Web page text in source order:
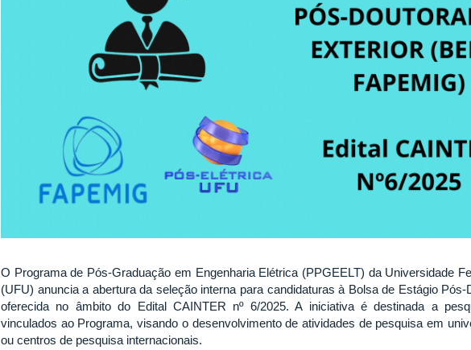
O Programa de Pós-Graduação em Engenharia Elétrica (PPGEELT) da Universidade
(UFU) anuncia a abertura da seleção interna para candidaturas à Bolsa de Estágio Pós-
oferecida no âmbito do Edital CAINTER nº 6/2025. A iniciativa é destinada a
vinculados ao Programa, visando o desenvolvimento de atividades de pesquisa em
ou centros de pesquisa internacionais.